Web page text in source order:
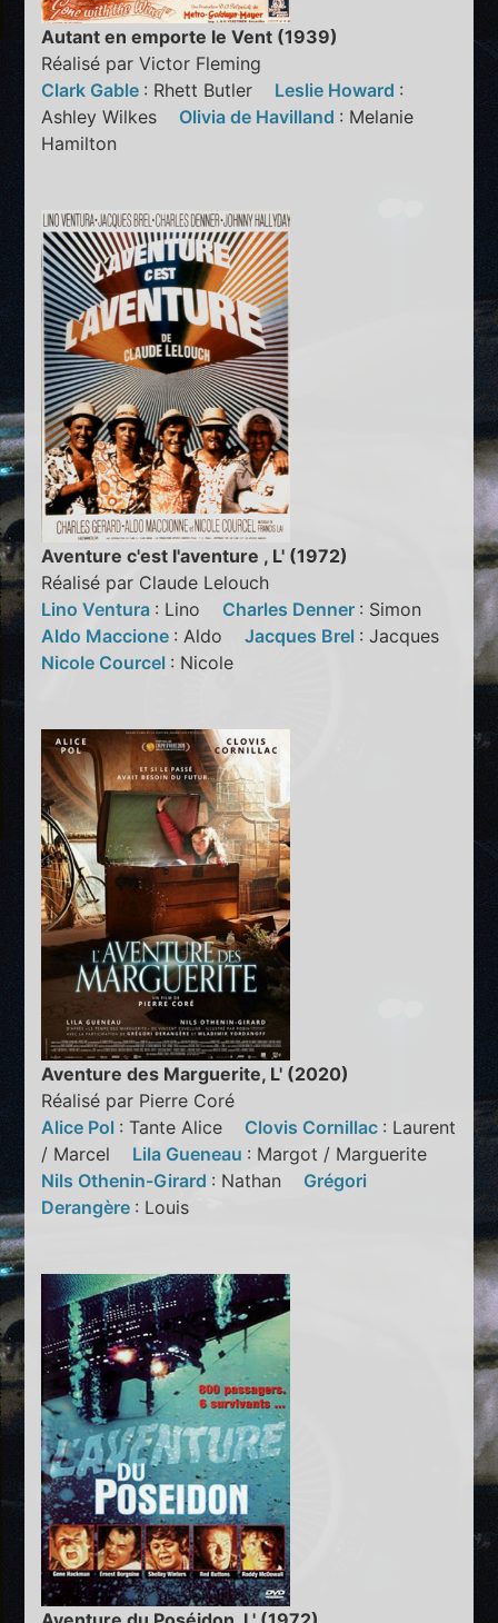
Autant en emporte le Vent (1939)
Réalisé par Victor Fleming
Clark Gable : Rhett Butler Leslie Howard :
Ashley Wilkes Olivia de Havilland : Melanie
Hamilton
Aventure c'est l'aventure , L' (1972)
Réalisé par Claude Lelouch
Lino Ventura : Lino Charles Denner : Simon
Aldo Maccione : AldoJacques Brel : Jacques
Nicole Courcel : Nicole
Aventure des Marguerite, L' (2020)
Réalisé par Pierre Coré
Alice Pol : Tante Alice Clovis Cornillac : Laurent
/ Marcel Lila Gueneau : Margot / Marguerite
Nils Othenin-Girard : Nathan Grégori
Derangère : Louis